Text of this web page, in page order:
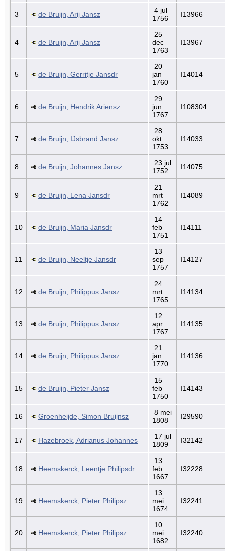
3 de Bruijn, Arij Jansz
4 jul
1756
I13966
4 de Bruijn, Arij Jansz
25
dec
1763
I13967
5 de Bruijn, Gerritje Jansdr
20
jan
1760
I14014
6 de Bruijn, Hendrik Ariensz
29
jun
1767
I108304
7 de Bruijn, IJsbrand Jansz
28
okt
1753
I14033
8 de Bruijn, Johannes Jansz
23 jul
1752
I14075
9 de Bruijn, Lena Jansdr
21
mrt
1762
I14089
10 de Bruijn, Maria Jansdr
14
feb
1751
I14111
11 de Bruijn, Neeltje Jansdr
13
sep
1757
I14127
12 de Bruijn, Philippus Jansz
24
mrt
1765
I14134
13 de Bruijn, Philippus Jansz
12
apr
1767
I14135
14 de Bruijn, Philippus Jansz
21
jan
1770
I14136
15 de Bruijn, Pieter Jansz
15
feb
1750
I14143
16 Groenheijde, Simon Bruijnsz
8 mei
1808
I29590
17 Hazebroek, Adrianus Johannes
17 jul
1809
I32142
18 Heemskerck, Leentje Philipsdr
13
feb
1667
I32228
19 Heemskerck, Pieter Philipsz
13
mei
1674
I32241
20 Heemskerck, Pieter Philipsz
10
mei
1682
I32240